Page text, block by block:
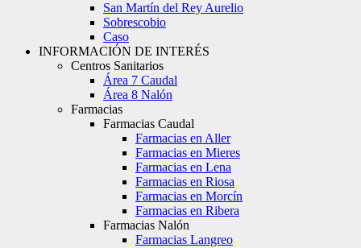
San Martín del Rey Aurelio
Sobrescobio
Caso
INFORMACIÓN DE INTERÉS
Centros Sanitarios
Área 7 Caudal
Área 8 Nalón
Farmacias
Farmacias Caudal
Farmacias en Aller
Farmacias en Mieres
Farmacias en Lena
Farmacias en Riosa
Farmacias en Morcín
Farmacias en Ribera
Farmacias Nalón
Farmacias Langreo